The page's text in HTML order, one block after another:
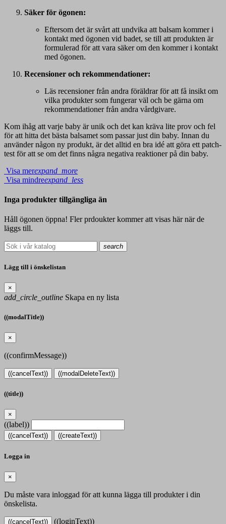
Säker för ögonen:
Eftersom det är svårt att undvika att balsam kommer i
kontakt med ögonen vid badet, se till att produkten är
formulerad för att vara säker om den kommer i kontakt
med ögonen.
Recensioner och rekommendationer:
Läs recensioner från andra föräldrar för att få insikt om
vilka produkter som fungerar väl och be gärna om
rekommendationer från andra vårdgivare.
Kom ihåg att varje baby är unik och det kan kräva lite prov och fel
för att hitta det bästa balsamet som passar just din baby. Innan du
använder någon ny produkt, är det alltid en bra idé att göra ett patch-
test för att se om det finns några negativa reaktioner på din baby.
Visa merexpand_more
Visa mindreexpand_less
Inga produkter tillgängliga än
Håll ögonen öppna! Fler prdoukter kommer att visas här när de
läggs till.
search
Lägg till i önskelistan
×
add_circle_outline Skapa en ny lista
((modalTitle))
×
((confirmMessage))
((cancelText)) ((modalDeleteText))
((title))
×
((label))
((cancelText)) ((createText))
Logga in
×
Du måste vara inloggad för att kunna lägga till produkter i din
önskelista.
((cancelText)) ((loginText))